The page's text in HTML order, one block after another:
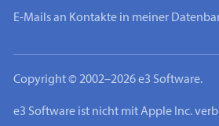
E-Mails an Kontakte in meiner
Copyright © 2002–2026 e3 Software.
e3 Software ist nicht mit Apple Inc.